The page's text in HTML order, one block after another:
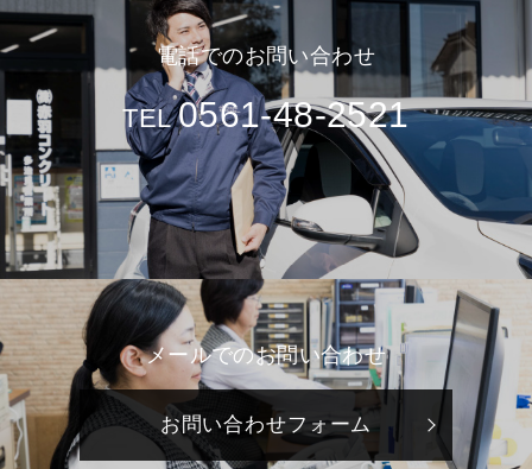
電話でのお問い合わせ
TEL0561-48-2521
メールでのお問い合わせ
お問い合わせフォーム